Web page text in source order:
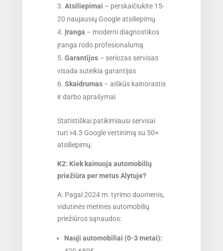
Atsiliepimai – perskaičiukite 15-
20 naujausių Google atsiliepimų
Įranga – moderni diagnostikos
įranga rodo profesionalumą
Garantijos– seriozas servisas
visada suteikia garantijas
Skaidrumas– aiškūs kainorastis
ir darbo aprašymai
Statistiškai patikimiausi servisai
turi >4.3 Google vertinimą su 50+
atsiliepimų.
K2: Kiek kainuoja automobilių
priežiūra per metus Alytuje?
A: Pagal 2024 m. tyrimo duomenis,
vidutinės metinės automobilių
priežiūros sąnaudos:
Nauji automobiliai (0-3 metai):